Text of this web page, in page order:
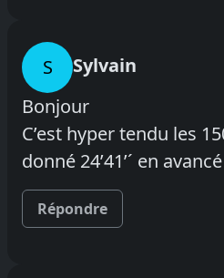
S
Sylvain
Bonjour
C’est hyper tendu les
donné 24’41’´ en avancé
Répondre